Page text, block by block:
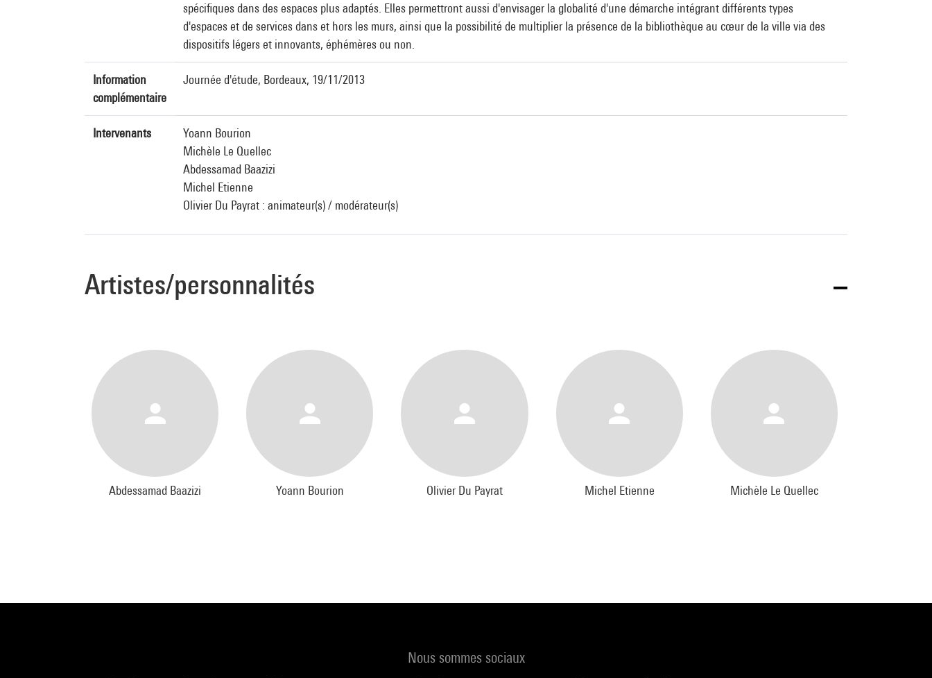
spécifiques dans des espaces plus adaptés. Elles permettront aussi d'envisager la globalité d'une démarche intégrant différents types
d'espaces et de services dans et hors les murs, ainsi que la possibilité de multiplier la présence de la bibliothèque au cœur de la ville via des
dispositifs légers et innovants, éphémères ou non.
Information
complémentaire
Journée d'étude, Bordeaux, 19/11/2013
Intervenants
Yoann Bourion
Michèle Le Quellec
Abdessamad Baazizi
Michel Etienne
Olivier Du Payrat : animateur(s) / modérateur(s)
Artistes/personnalités
Abdessamad Baazizi Yoann Bourion Olivier Du Payrat Michel Etienne Michèle Le Quellec
Nous sommes sociaux